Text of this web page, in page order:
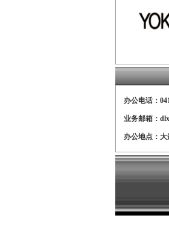
办公电话：
业务邮箱：
办公地点：